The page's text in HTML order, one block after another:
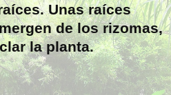
Unas raíces
de los rizomas,
la planta.